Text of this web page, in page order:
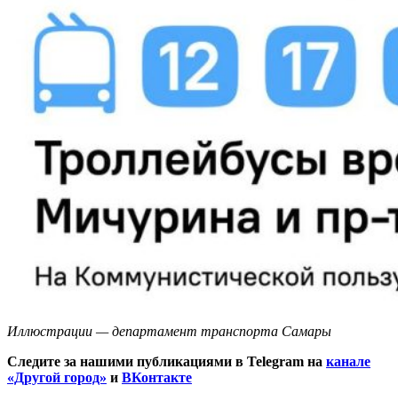
Иллюстрации — департамент транспорта Самары
Следите за нашими публикациями в Telegram на канале
«Другой город» и ВКонтакте